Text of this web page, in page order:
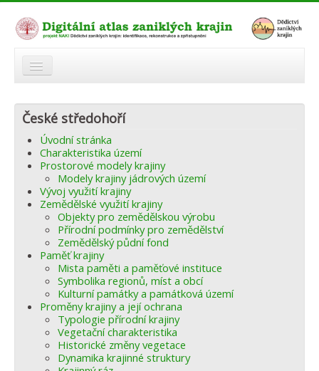
Modelová území
Zaniklé krajiny
Odkazy
Fórum
Autoři
České středohoří
Úvodní stránka
Charakteristika území
Prostorové modely krajiny
Modely krajiny jádrových území
Vývoj využití krajiny
Zemědělské využití krajiny
Objekty pro zemědělskou výrobu
Přírodní podmínky pro zemědělství
Zemědělský půdní fond
Paměť krajiny
Mista paměti a paměťové instituce
Symbolika regionů, míst a obcí
Kulturní památky a památková území
Proměny krajiny a její ochrana
Typologie přírodní krajiny
Vegetační charakteristika
Historické změny vegetace
Dynamika krajinné struktury